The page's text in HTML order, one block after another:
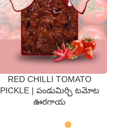
QTY
500 Gms
RED CHILLI TOMATO
PICKLE | పండుమిర్చి టమోట
ఊరగాయ